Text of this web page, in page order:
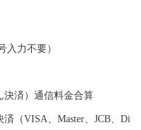
元が集積する中尾山には世界
及させるとともに、食文化に
いわれています。 そして近年
を彩るおしゃれで機能的な日
入力不要）
決済）通信料金合算
（VISA、Master、JCB、Di